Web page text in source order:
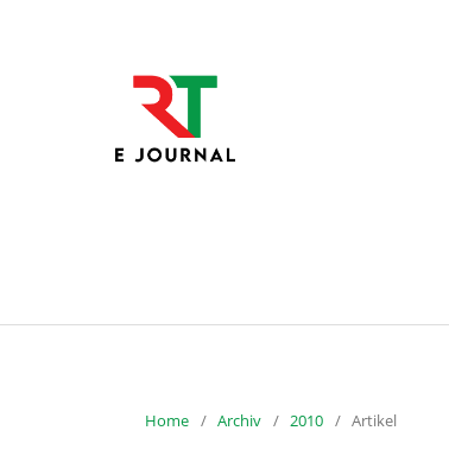
Home / Archiv / 2010 / Artikel